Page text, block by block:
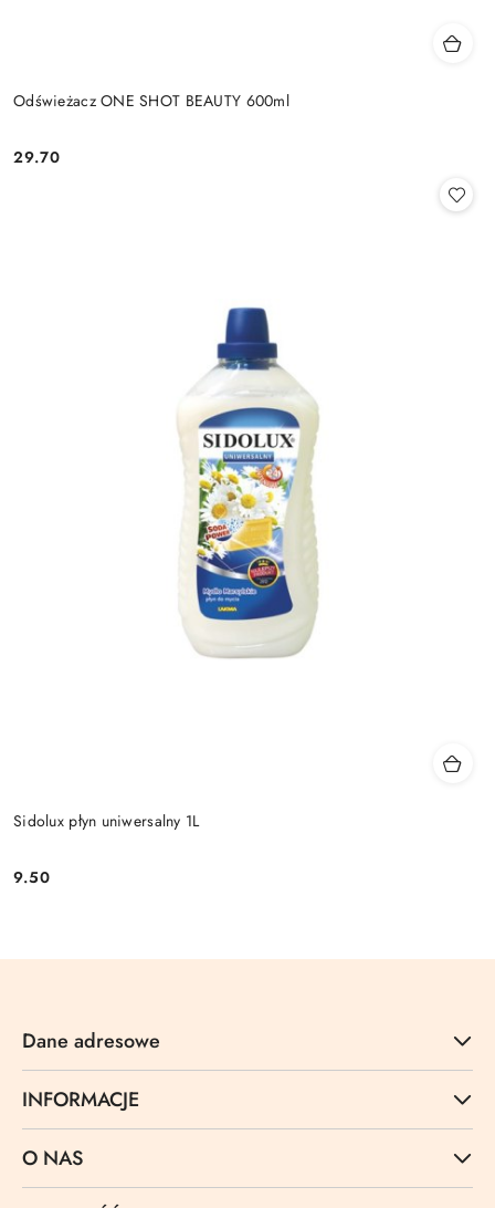
Odświeżacz ONE SHOT BEAUTY 600ml
Cena:
29.70
Sidolux płyn uniwersalny 1L
Cena:
9.50
Dane adresowe
INFORMACJE
O NAS